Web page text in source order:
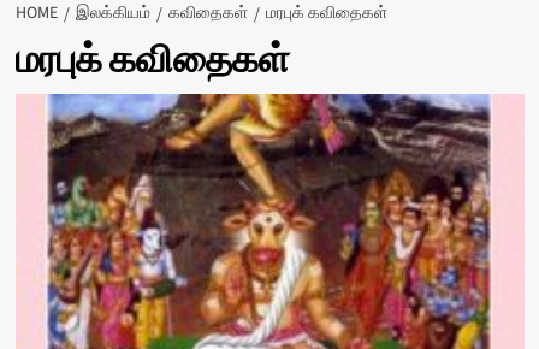
HOME இலக்கியம் கவிதைகள் மரபுக் கவிதைகள்
மரபுக் கவிதைகள்